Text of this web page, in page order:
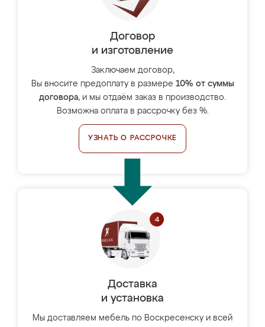
Договор
и изготовление
Заключаем договор,
Вы вносите предоплату в размере 10% от суммы
договора, и мы отдаём заказ в производство.
Возможна оплата в рассрочку без %.
УЗНАТЬ О РАССРОЧКЕ
Доставка
и установка
Мы доставляем мебель по Воскресенску и всей